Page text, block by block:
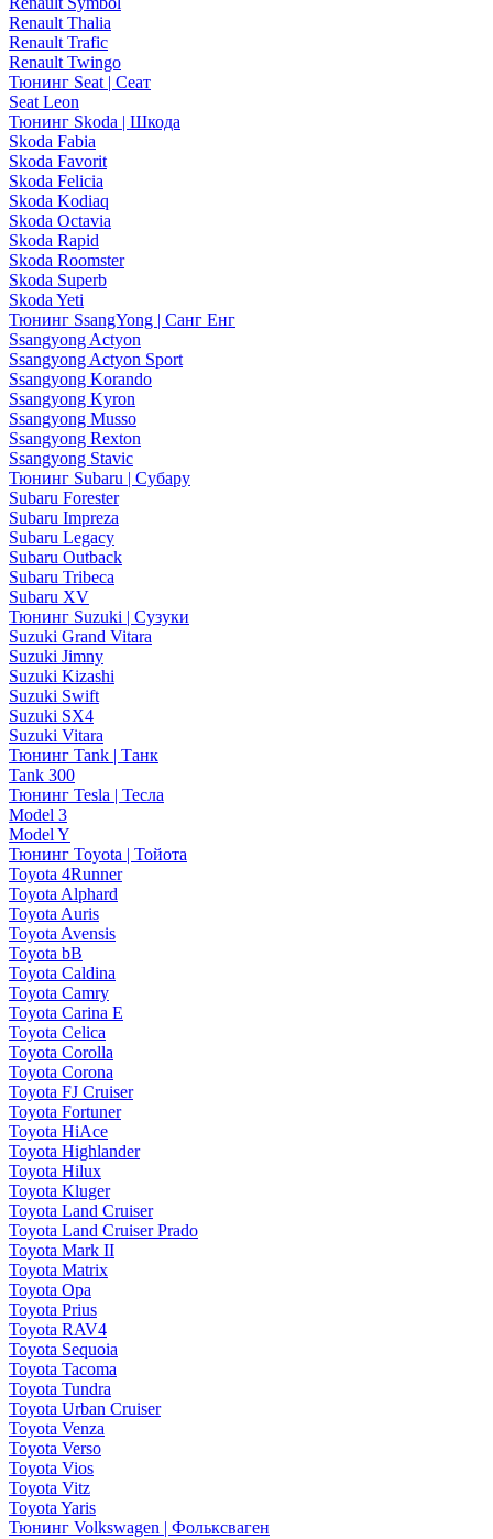
Renault Thalia
Renault Trafic
Renault Twingo
Тюнинг Seat | Сеат
Seat Leon
Тюнинг Skoda | Шкода
Skoda Fabia
Skoda Favorit
Skoda Felicia
Skoda Kodiaq
Skoda Octavia
Skoda Rapid
Skoda Roomster
Skoda Superb
Skoda Yeti
Тюнинг SsangYong | Санг Енг
Ssangyong Actyon
Ssangyong Actyon Sport
Ssangyong Korando
Ssangyong Kyron
Ssangyong Musso
Ssangyong Rexton
Ssangyong Stavic
Тюнинг Subaru | Субару
Subaru Forester
Subaru Impreza
Subaru Legacy
Subaru Outback
Subaru Tribeca
Subaru XV
Тюнинг Suzuki | Сузуки
Suzuki Grand Vitara
Suzuki Jimny
Suzuki Kizashi
Suzuki Swift
Suzuki SX4
Suzuki Vitara
Тюнинг Tank | Танк
Tank 300
Тюнинг Tesla | Тесла
Model 3
Model Y
Тюнинг Toyota | Тойота
Toyota 4Runner
Toyota Alphard
Toyota Auris
Toyota Avensis
Toyota bB
Toyota Caldina
Toyota Camry
Toyota Carina E
Toyota Celica
Toyota Corolla
Toyota Corona
Toyota FJ Cruiser
Toyota Fortuner
Toyota HiAce
Toyota Highlander
Toyota Hilux
Toyota Kluger
Toyota Land Cruiser
Toyota Land Cruiser Prado
Toyota Mark II
Toyota Matrix
Toyota Opa
Toyota Prius
Toyota RAV4
Toyota Sequoia
Toyota Tacoma
Toyota Tundra
Toyota Urban Cruiser
Toyota Venza
Toyota Verso
Toyota Vios
Toyota Vitz
Toyota Yaris
Тюнинг Volkswagen | Фольксваген